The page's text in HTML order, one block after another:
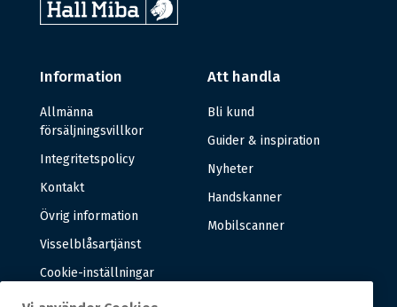
Information
Allmänna
försäljningsvillkor
Integritetspolicy
Kontakt
Övrig information
Visselblåsartjänst
Cookie-inställningar
Att handla
Bli kund
Guider & inspiration
Nyheter
Handskanner
Mobilscanner